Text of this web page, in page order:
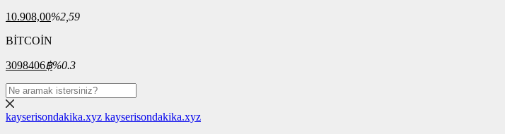
10.908,00%2,59
BİTCOİN
3098406฿%0.3
kayserisondakika.xyz kayserisondakika.xyz